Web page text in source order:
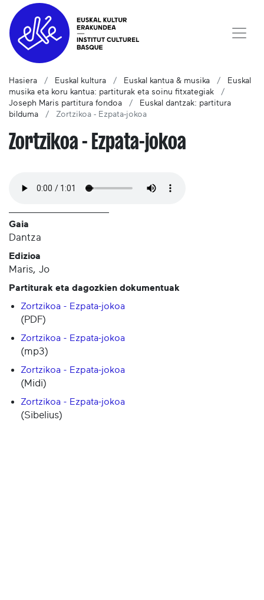
Hasiera Euskal kultura Euskal kantua & musika
Euskal
musika eta koru kantua: partiturak eta soinu fitxategiak
Joseph Maris partitura fondoa
Euskal dantzak: partitura
bilduma
Zortzikoa - Ezpata-jokoa
Zortzikoa - Ezpata-jokoa
Gaia
Dantza
Edizioa
Maris, Jo
Partiturak eta dagozkien dokumentuak
Zortzikoa - Ezpata-jokoa
(PDF)
Zortzikoa - Ezpata-jokoa
(mp3)
Zortzikoa - Ezpata-jokoa
(Midi)
Zortzikoa - Ezpata-jokoa
(Sibelius)